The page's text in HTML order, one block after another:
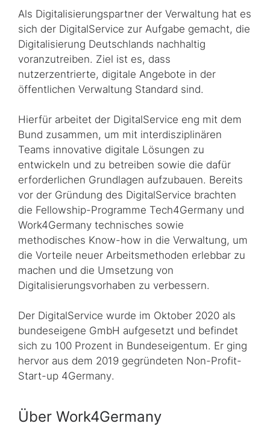
Als Digitalisierungspartner der Verwaltung hat es
sich der DigitalService zur Aufgabe gemacht, die
Digitalisierung Deutschlands nachhaltig
voranzutreiben. Ziel ist es, dass
nutzerzentrierte, digitale Angebote in der
öffentlichen Verwaltung Standard sind.
Hierfür arbeitet der DigitalService eng mit dem
Bund zusammen, um mit interdis­zi­pli­nären
Teams innovative digitale Lösungen zu
entwickeln und zu betreiben sowie die dafür
erforderlichen Grundlagen aufzubauen. Bereits
vor der Gründung des DigitalService brachten
die Fellowship-Programme Tech4Germany und
Work4Germany technisches sowie
methodisches Know-how in die Verwaltung, um
die Vorteile neuer Arbeitsmethoden erlebbar zu
machen und die Umsetzung von
Digitalisierungsvorhaben zu verbessern.
Der DigitalService wurde im Oktober 2020 als
bundeseigene GmbH aufgesetzt und befindet
sich zu 100 Prozent in Bundeseigentum. Er ging
hervor aus dem 2019 gegründeten Non-Profit-
Start-up 4Germany.
Über Work4Germany